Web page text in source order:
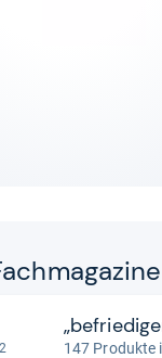
147 Produkte